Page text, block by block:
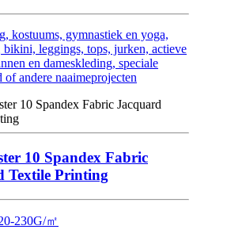
kostuums, gymnastiek en yoga,
bikini, leggings, tops, jurken, actieve
en dameskleding, speciale
of andere naaimeprojecten
10 Spandex Fabric
Textile Printing
230G/㎡